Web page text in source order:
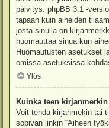
päivitys. phpBB 3.1 -
tapaan kuin aiheiden
josta sinulla on
huomauttaa sinua kun
Huomautusten asetukset
omissa asetuksissa
Ylös
Kuinka teen
Voit tehdä kirjanmekin tai
sopivan linkin “Aiheen